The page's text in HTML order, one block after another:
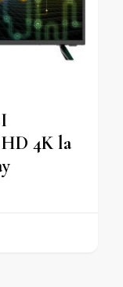
4K la